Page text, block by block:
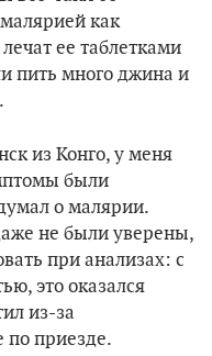
как
ее таблетками
пить много джина и
из Конго, у меня
были
о малярии.
не были уверены,
при анализах: с
это оказался
из-за
по приезде.